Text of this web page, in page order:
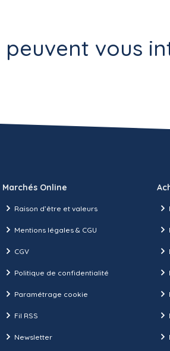
peuvent vous
Marchés Online
Raison d’être et valeurs
Mentions légales & CGU
CGV
Politique de confidentialité
Paramétrage cookie
Fil RSS
Newsletter